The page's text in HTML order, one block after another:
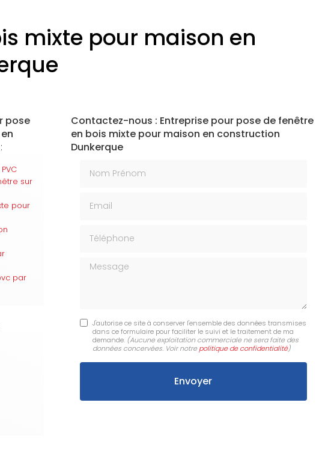
mixte pour maison en
pose
sur
pour
par
Contactez-nous : Entreprise pour pose de fenêtre
en bois mixte pour maison en construction
Dunkerque
Message
J'autorise ce site à conserver l'ensemble des données transmises
dans ce formulaire pour faciliter le suivi et le traitement de ma
demande. (Aucune exploitation commerciale ne sera faite des
données concervées. Voir notre politique de confidentialité)